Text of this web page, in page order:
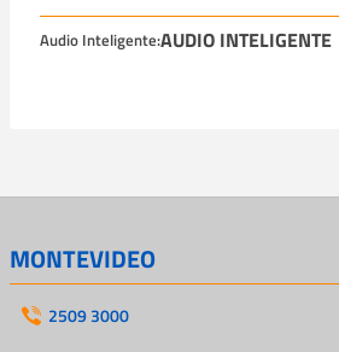
Audio Inteligente:AUDIO INTELIGENTE
MONTEVIDEO
2509 3000